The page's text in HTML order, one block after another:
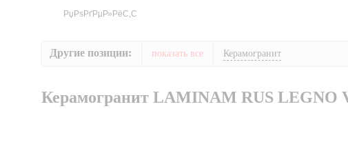
Другие позиции: показать все Керамогранит
Керамогранит LAMINAM RUS LEGNO